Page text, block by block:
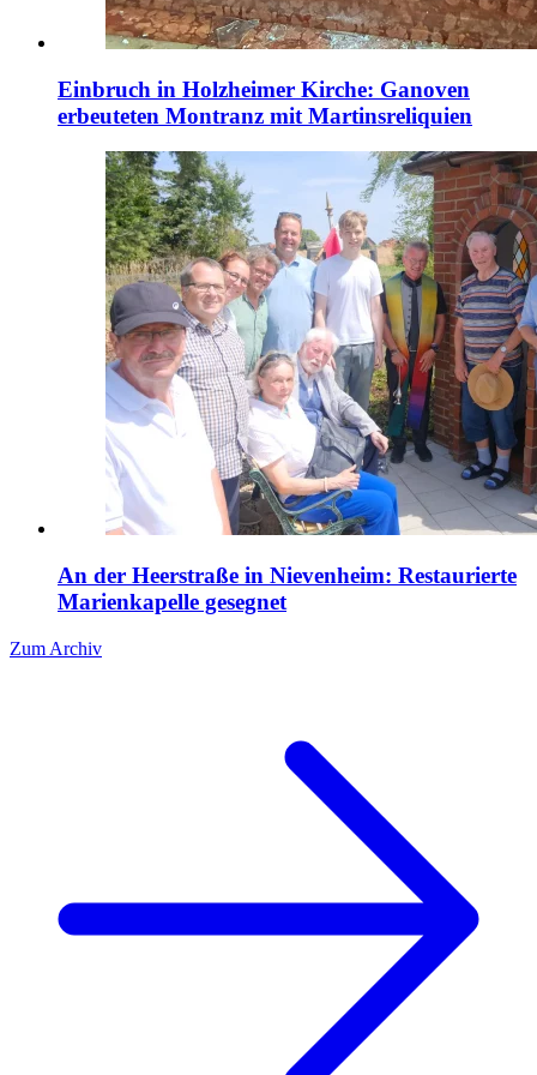
Einbruch in Holzheimer Kirche: Ganoven
erbeuteten Montranz mit Martinsreliquien
An der Heerstraße in Nievenheim: Restaurierte
Marienkapelle gesegnet
Zum Archiv